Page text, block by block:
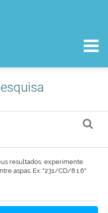
resultados, experimente
aspas. Ex: "231/CD/8.1.6"